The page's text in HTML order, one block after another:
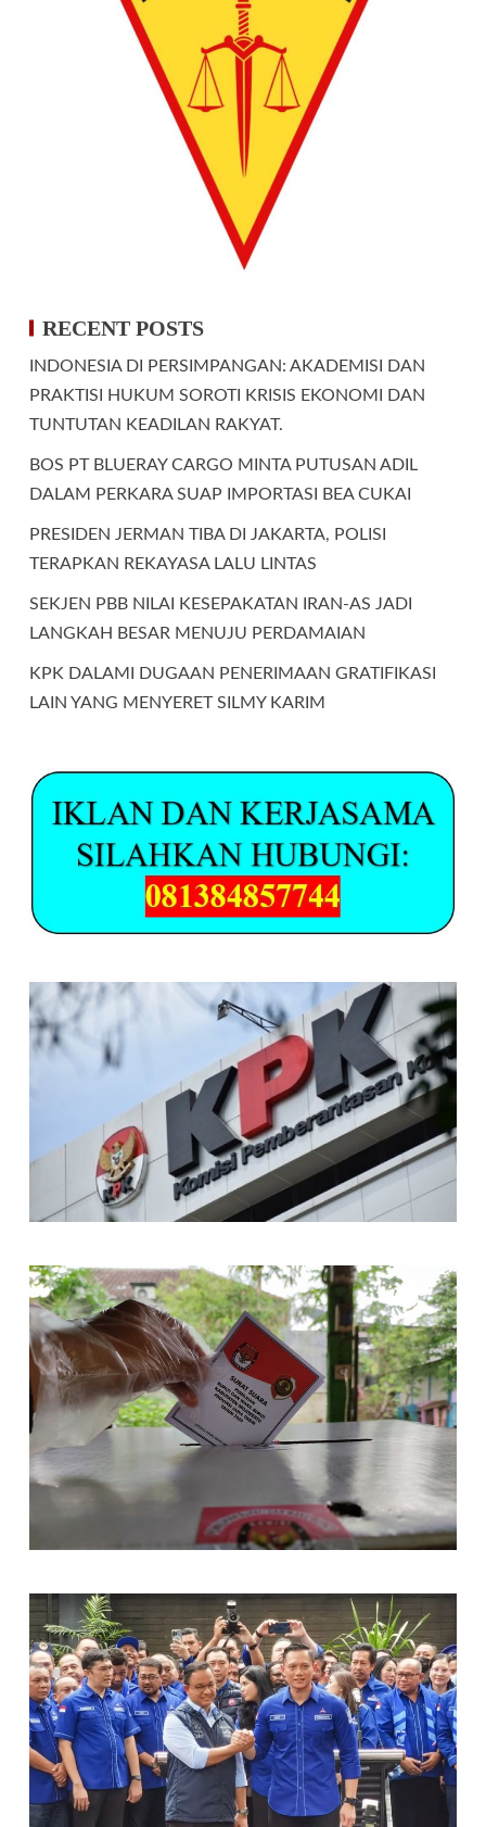
RECENT POSTS
INDONESIA DI PERSIMPANGAN: AKADEMISI DAN
PRAKTISI HUKUM SOROTI KRISIS EKONOMI DAN
TUNTUTAN KEADILAN RAKYAT.
BOS PT BLUERAY CARGO MINTA PUTUSAN ADIL
DALAM PERKARA SUAP IMPORTASI BEA CUKAI
PRESIDEN JERMAN TIBA DI JAKARTA, POLISI
TERAPKAN REKAYASA LALU LINTAS
SEKJEN PBB NILAI KESEPAKATAN IRAN-AS JADI
LANGKAH BESAR MENUJU PERDAMAIAN
KPK DALAMI DUGAAN PENERIMAAN GRATIFIKASI
LAIN YANG MENYERET SILMY KARIM